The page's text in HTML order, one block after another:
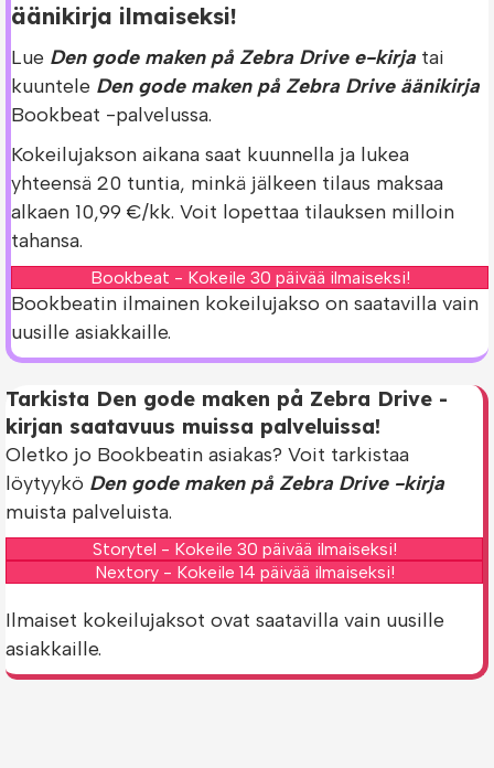
äänikirja ilmaiseksi!
Lue Den gode maken på Zebra Drive e-kirja tai
kuuntele Den gode maken på Zebra Drive äänikirja
Bookbeat -palvelussa.
Kokeilujakson aikana saat kuunnella ja lukea
yhteensä 20 tuntia, minkä jälkeen tilaus maksaa
alkaen 10,99 €/kk. Voit lopettaa tilauksen milloin
tahansa.
Bookbeat - Kokeile 30 päivää ilmaiseksi!
Bookbeatin ilmainen kokeilujakso on saatavilla vain
uusille asiakkaille.
Tarkista Den gode maken på Zebra Drive -
kirjan saatavuus muissa palveluissa!
Oletko jo Bookbeatin asiakas? Voit tarkistaa
löytyykö Den gode maken på Zebra Drive -kirja
muista palveluista.
Storytel - Kokeile 30 päivää ilmaiseksi!
Nextory - Kokeile 14 päivää ilmaiseksi!
Ilmaiset kokeilujaksot ovat saatavilla vain uusille
asiakkaille.